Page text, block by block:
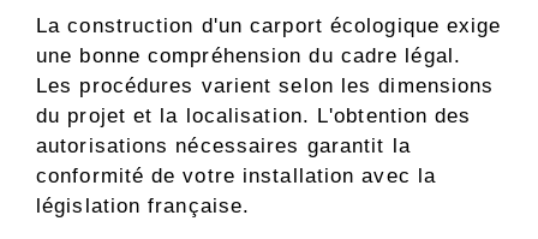
La construction d'un carport écologique exige
une bonne compréhension du cadre légal.
Les procédures varient selon les dimensions
du projet et la localisation. L'obtention des
autorisations nécessaires garantit la
conformité de votre installation avec la
législation française.